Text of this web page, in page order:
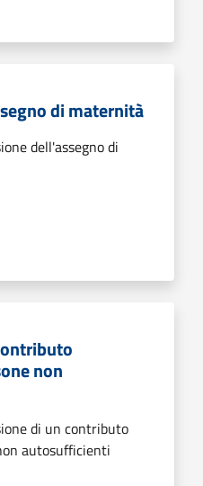
di maternità
dell'assegno di
non
di un contributo
autosufficienti